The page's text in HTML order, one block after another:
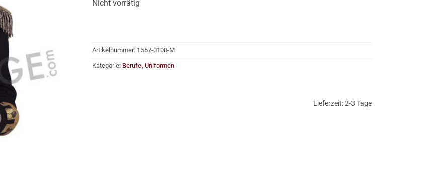
Nicht vorrätig
Artikelnummer: 1557-0100-M
Kategorie: Berufe, Uniformen
Lieferzeit:2-3 Tage